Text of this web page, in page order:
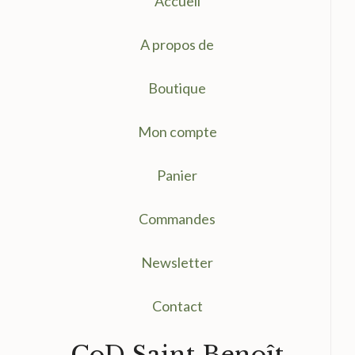
A propos de
Boutique
Mon compte
Panier
Commandes
Newsletter
Contact